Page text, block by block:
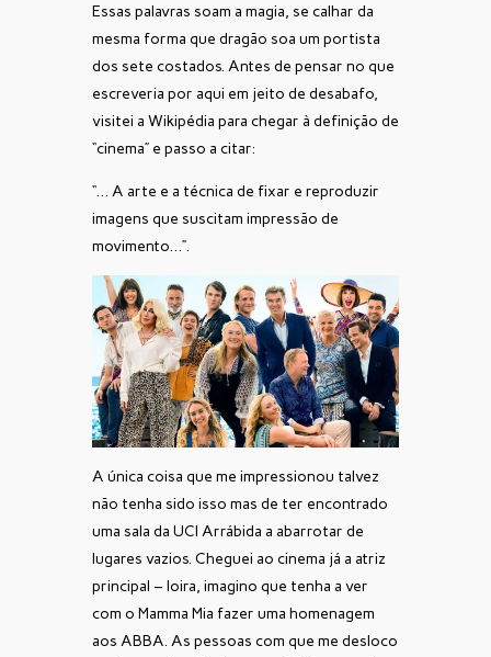
Essas palavras soam a magia, se calhar da
mesma forma que dragão soa um portista
dos sete costados. Antes de pensar no que
escreveria por aqui em jeito de desabafo,
visitei a Wikipédia para chegar à definição de
“cinema” e passo a citar:
“… A arte e a técnica de fixar e reproduzir
imagens que suscitam impressão de
movimento…”.
A única coisa que me impressionou talvez
não tenha sido isso mas de ter encontrado
uma sala da UCI Arrábida a abarrotar de
lugares vazios. Cheguei ao cinema já a atriz
principal – loira, imagino que tenha a ver
com o Mamma Mia fazer uma homenagem
aos ABBA. As pessoas com que me desloco